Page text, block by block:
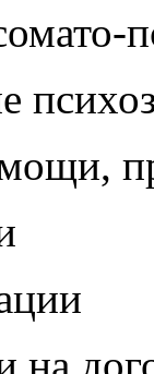
на